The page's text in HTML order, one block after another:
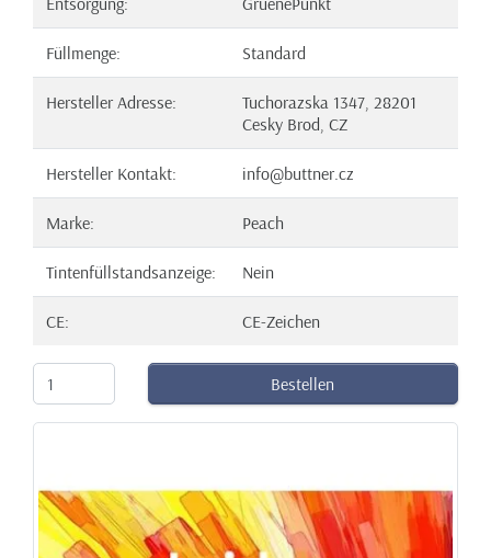
Füllmenge: Standard
Hersteller Adresse:
Tuchorazska 1347, 28201
Cesky Brod, CZ
Hersteller Kontakt: info@buttner.cz
Marke: Peach
Tintenfüllstandsanzeige: Nein
CE: CE-Zeichen
Bestellen